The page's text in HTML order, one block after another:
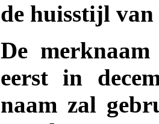
de huisstijl van
De
eerst in
naam zal